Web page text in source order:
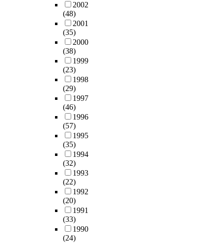
2002
(48)
2001
(35)
2000
(38)
1999
(23)
1998
(29)
1997
(46)
1996
(57)
1995
(35)
1994
(32)
1993
(22)
1992
(20)
1991
(33)
1990
(24)